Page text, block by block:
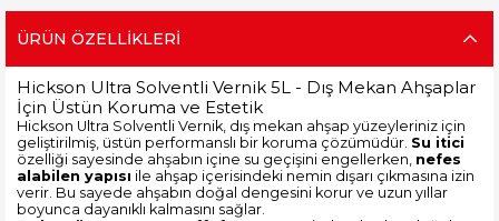
ÜRÜN ÖZELLIKLERI
Hickson Ultra Solventli Vernik 5L - Dış Mekan Ahşaplar
İçin Üstün Koruma ve Estetik
Hickson Ultra Solventli Vernik, dış mekan ahşap yüzeyleriniz için
geliştirilmiş, üstün performanslı bir koruma çözümüdür. Su itici
özelliği sayesinde ahşabın içine su geçişini engellerken, nefes
alabilen yapısı ile ahşap içerisindeki nemin dışarı çıkmasına izin
verir. Bu sayede ahşabın doğal dengesini korur ve uzun yıllar
boyunca dayanıklı kalmasını sağlar.